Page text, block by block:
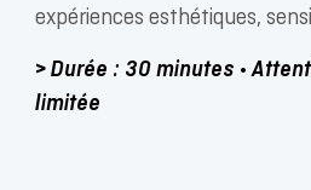
expériences esthétiques,
> Durée : 30 minutes •
limitée